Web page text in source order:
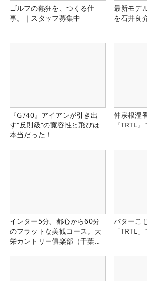
ゴルフの熱狂を、つくる仕
事。｜スタッフ募集中
最新モデ
を石井良
『G740』アイアンが引き出
す“反則級”の寛容性と飛びは
本当だった！
仲宗根澄
『TRTL
インター5分、都心から60分
のフラットな美観コース。大
栄カントリー俱楽部（千葉
パターこ
「TRTL